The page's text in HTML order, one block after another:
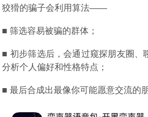
狡猾的骗子会利用算法——
■ 筛选容易被骗的群体；
■ 初步筛选后，会通过窥探朋友圈、
分析个人偏好和性格特点；
■ 最后合成出最像你可能愿意交流的